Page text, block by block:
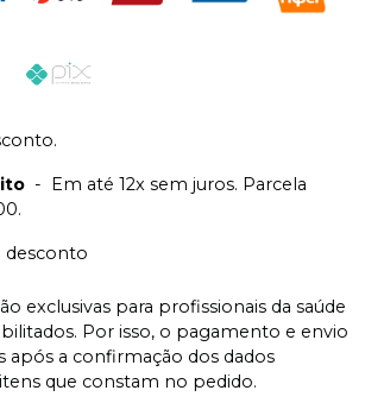
- Em até 12x sem juros. Parcela
desconto
exclusivas para profissionais da saúde
Por isso, o pagamento e envio
após a confirmação dos dados
que constam no pedido.